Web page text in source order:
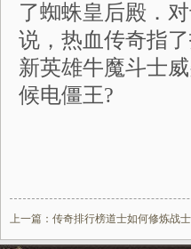
了蜘蛛皇后殿．
说，热血传奇指
新英雄牛魔斗士
候电僵王?
上一篇： 传奇排行榜道士如何修炼战